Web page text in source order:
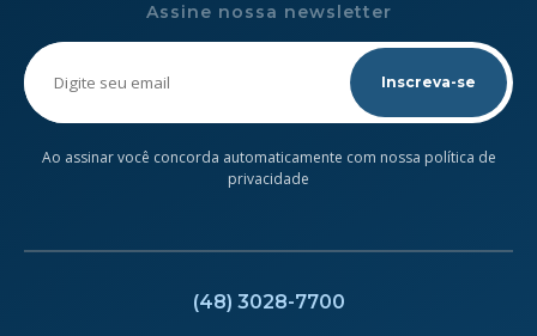
Assine nossa newsletter
Please
leave
this
field
Ao assinar você concorda automaticamente com nossa política de
privacidade
(48) 3028-7700